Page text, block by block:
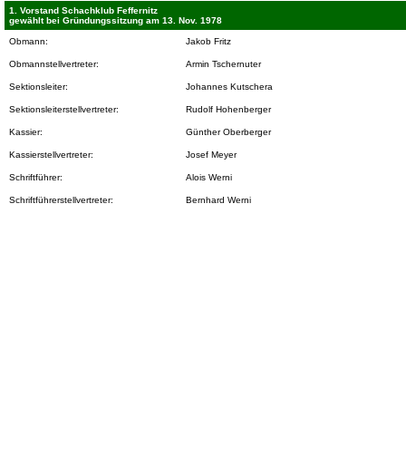
1. Vorstand Schachklub Feffernitz
gewählt bei Gründungssitzung am 13. Nov. 1978
Obmann: Jakob Fritz
Obmannstellvertreter: Armin Tschernuter
Sektionsleiter: Johannes Kutschera
Sektionsleiterstellvertreter: Rudolf Hohenberger
Kassier: Günther Oberberger
Kassierstellvertreter: Josef Meyer
Schriftführer: Alois Werni
Schriftführerstellvertreter: Bernhard Werni